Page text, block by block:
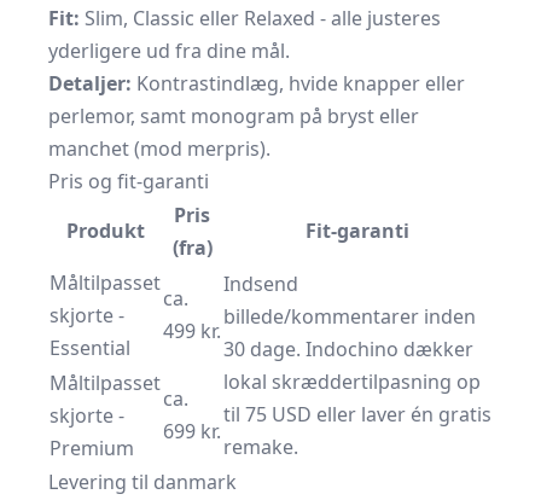
Fit: Slim, Classic eller Relaxed - alle justeres
yderligere ud fra dine mål.
Detaljer: Kontrastindlæg, hvide knapper eller
perlemor, samt monogram på bryst eller
manchet (mod merpris).
Pris og fit-garanti
Produkt
Pris
(fra)
Fit-garanti
Måltilpasset
skjorte -
Essential
ca.
499 kr.
Indsend
billede/kommentarer inden
30 dage. Indochino dækker
lokal skrædder­tilpasning op
til 75 USD eller laver én gratis
remake.
Måltilpasset
skjorte -
Premium
ca.
699 kr.
Levering til danmark